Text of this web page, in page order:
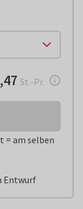
pro Stück
St.-Pr.
= am selben
Entwurf